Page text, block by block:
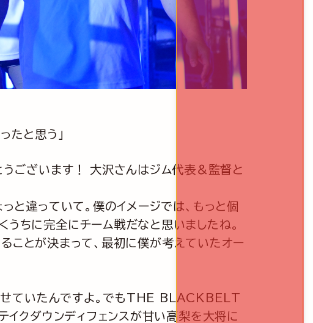
たと思う」
ございます！ 大沢さんはジム代表＆監督と
と違っていて。僕のイメージでは、もっと個
ちに完全にチーム戦だなと思いましたね。
とが決まって、最初に僕が考えていたオー
させていたんですよ。でもTHE BLACKBELT
イクダウンディフェンスが甘い高梨を大将に